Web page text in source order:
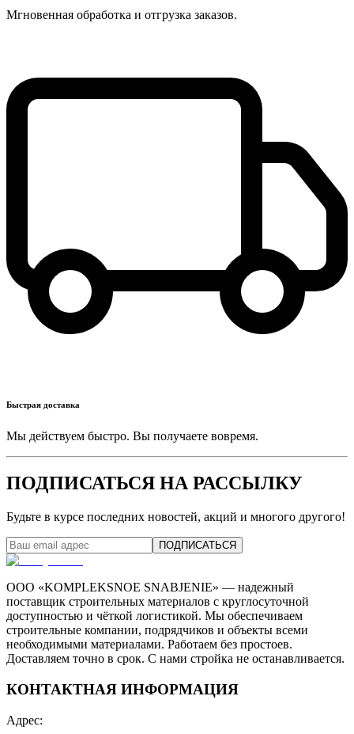
Мгновенная обработка и отгрузка заказов.
Быстрая доставка
Мы действуем быстро. Вы получаете вовремя.
ПОДПИСАТЬСЯ НА РАССЫЛКУ
Будьте в курсе последних новостей, акций и многого другого!
ПОДПИСАТЬСЯ
ООО «KOMPLEKSNOE SNABJENIE» — надежный
поставщик строительных материалов с круглосуточной
доступностью и чёткой логистикой. Мы обеспечиваем
строительные компании, подрядчиков и объекты всеми
необходимыми материалами. Работаем без простоев.
Доставляем точно в срок. С нами стройка не останавливается.
КОНТАКТНАЯ ИНФОРМАЦИЯ
Адрес: